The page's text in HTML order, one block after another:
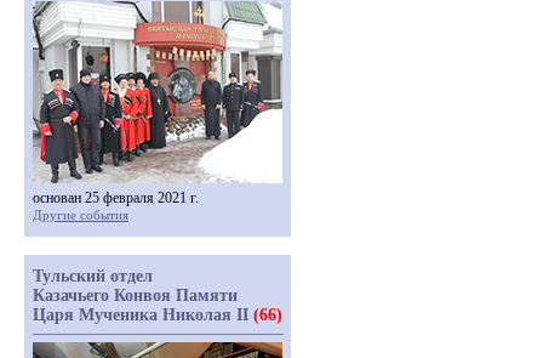
основан 25 февраля 2021 г.
Другие события
Тульский отдел
Казачьего Конвоя Памяти
Царя Мученика Николая II (66)